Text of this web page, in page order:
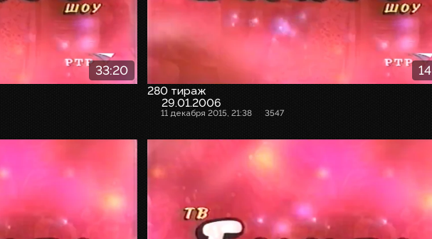
33:20
280 тираж
29.01.2006
11 декабря 2015, 21:38 3547